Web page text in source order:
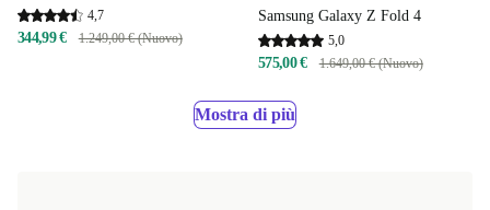
4,7
344,99 € 1.249,00 € (Nuovo)
Samsung Galaxy Z Fold 4
5,0
575,00 € 1.649,00 € (Nuovo)
Mostra di più